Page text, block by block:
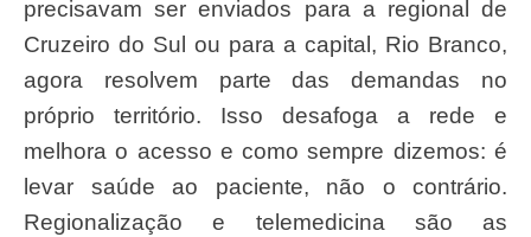
precisavam ser enviados para a regional de
Cruzeiro do Sul ou para a capital, Rio Branco,
agora resolvem parte das demandas no
próprio território. Isso desafoga a rede e
melhora o acesso e como sempre dizemos: é
levar saúde ao paciente, não o contrário.
Regionalização e telemedicina são as